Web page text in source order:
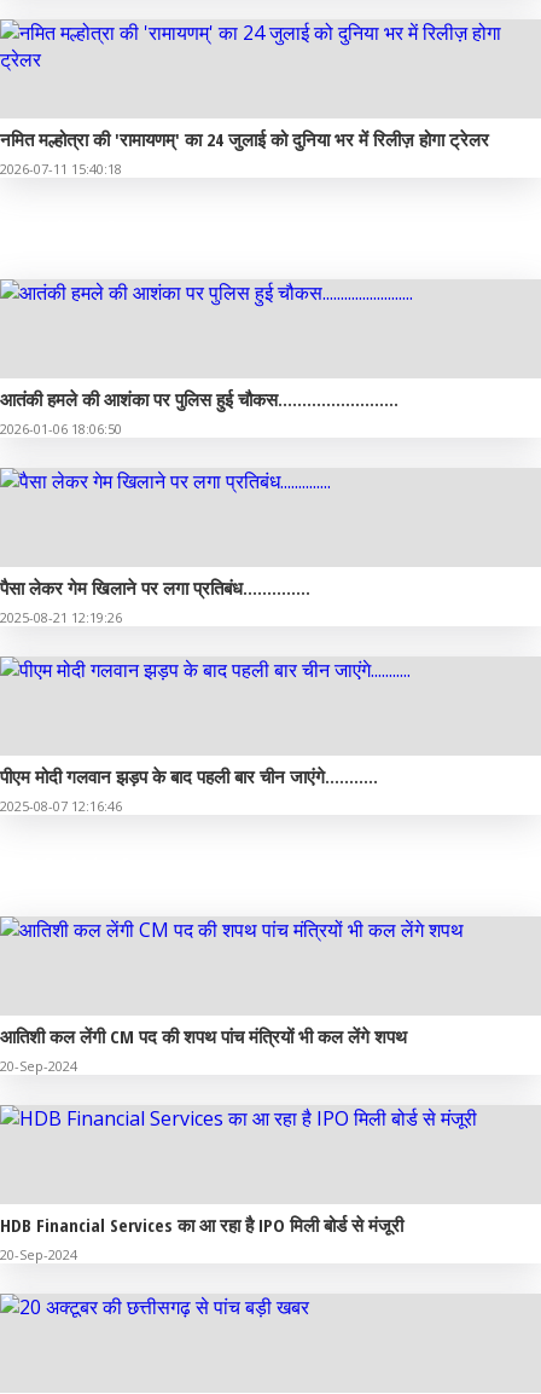
नमित मल्होत्रा की 'रामायणम्' का 24 जुलाई को दुनिया भर में रिलीज़ होगा ट्रेलर
2026-07-11 15:40:18
आतंकी हमले की आशंका पर पुलिस हुई चौकस.........................
2026-01-06 18:06:50
पैसा लेकर गेम खिलाने पर लगा प्रतिबंध..............
2025-08-21 12:19:26
पीएम मोदी गलवान झड़प के बाद पहली बार चीन जाएंगे...........
2025-08-07 12:16:46
आतिशी कल लेंगी CM पद की शपथ पांच मंत्रियों भी कल लेंगे शपथ
20-Sep-2024
HDB Financial Services का आ रहा है IPO मिली बोर्ड से मंजूरी
20-Sep-2024